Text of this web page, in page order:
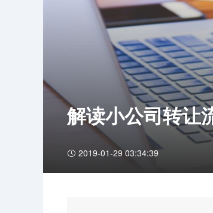
解读小公司转让
2019-01-29 03:34:39